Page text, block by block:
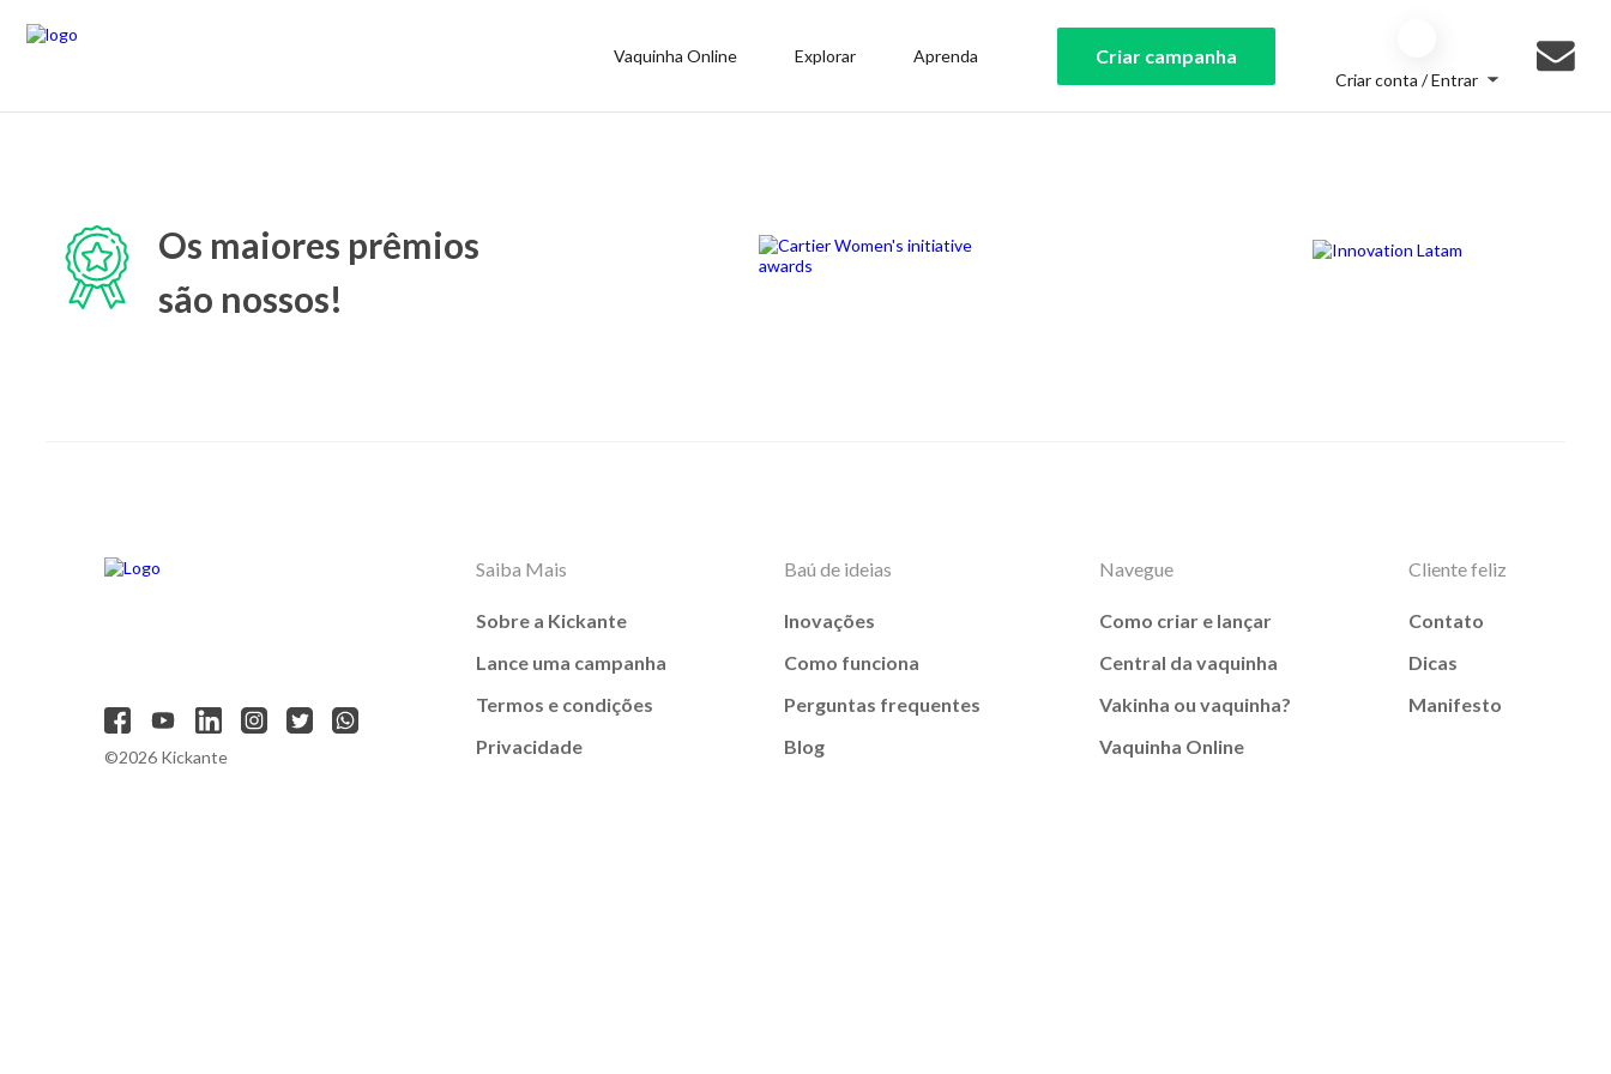
Vaquinha Online Explorar Aprenda Criar campanha
Criar conta / Entrar
Os maiores prêmios
são nossos!
©2026 Kickante
Saiba Mais
Sobre a Kickante
Lance uma campanha
Termos e condições
Privacidade
Baú de ideias
Inovações
Como funciona
Perguntas frequentes
Blog
Navegue
Como criar e lançar
Central da vaquinha
Vakinha ou vaquinha?
Vaquinha Online
Cliente feliz
Contato
Dicas
Manifesto